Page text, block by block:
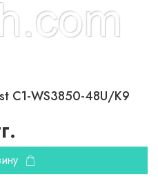
C1-WS3850-48U/K9